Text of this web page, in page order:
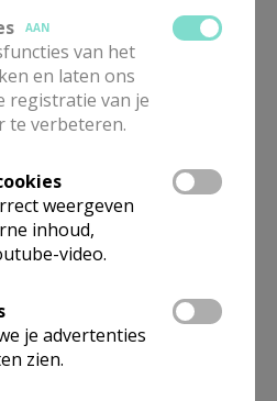
Zorgpastores
AAN
van het
en laten ons
registratie van je
te verbeteren.
weergeven
inhoud,
video.
je advertenties
zien.